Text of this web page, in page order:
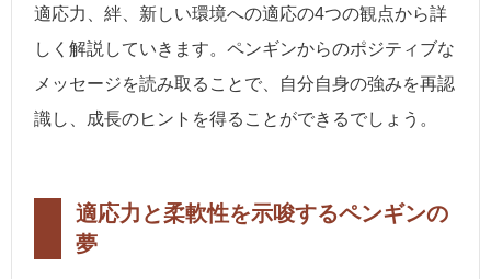
適応力、絆、新しい環境への適応の4つの観点から詳
しく解説していきます。ペンギンからのポジティブな
メッセージを読み取ることで、自分自身の強みを再認
識し、成長のヒントを得ることができるでしょう。
適応力と柔軟性を示唆するペンギンの
夢